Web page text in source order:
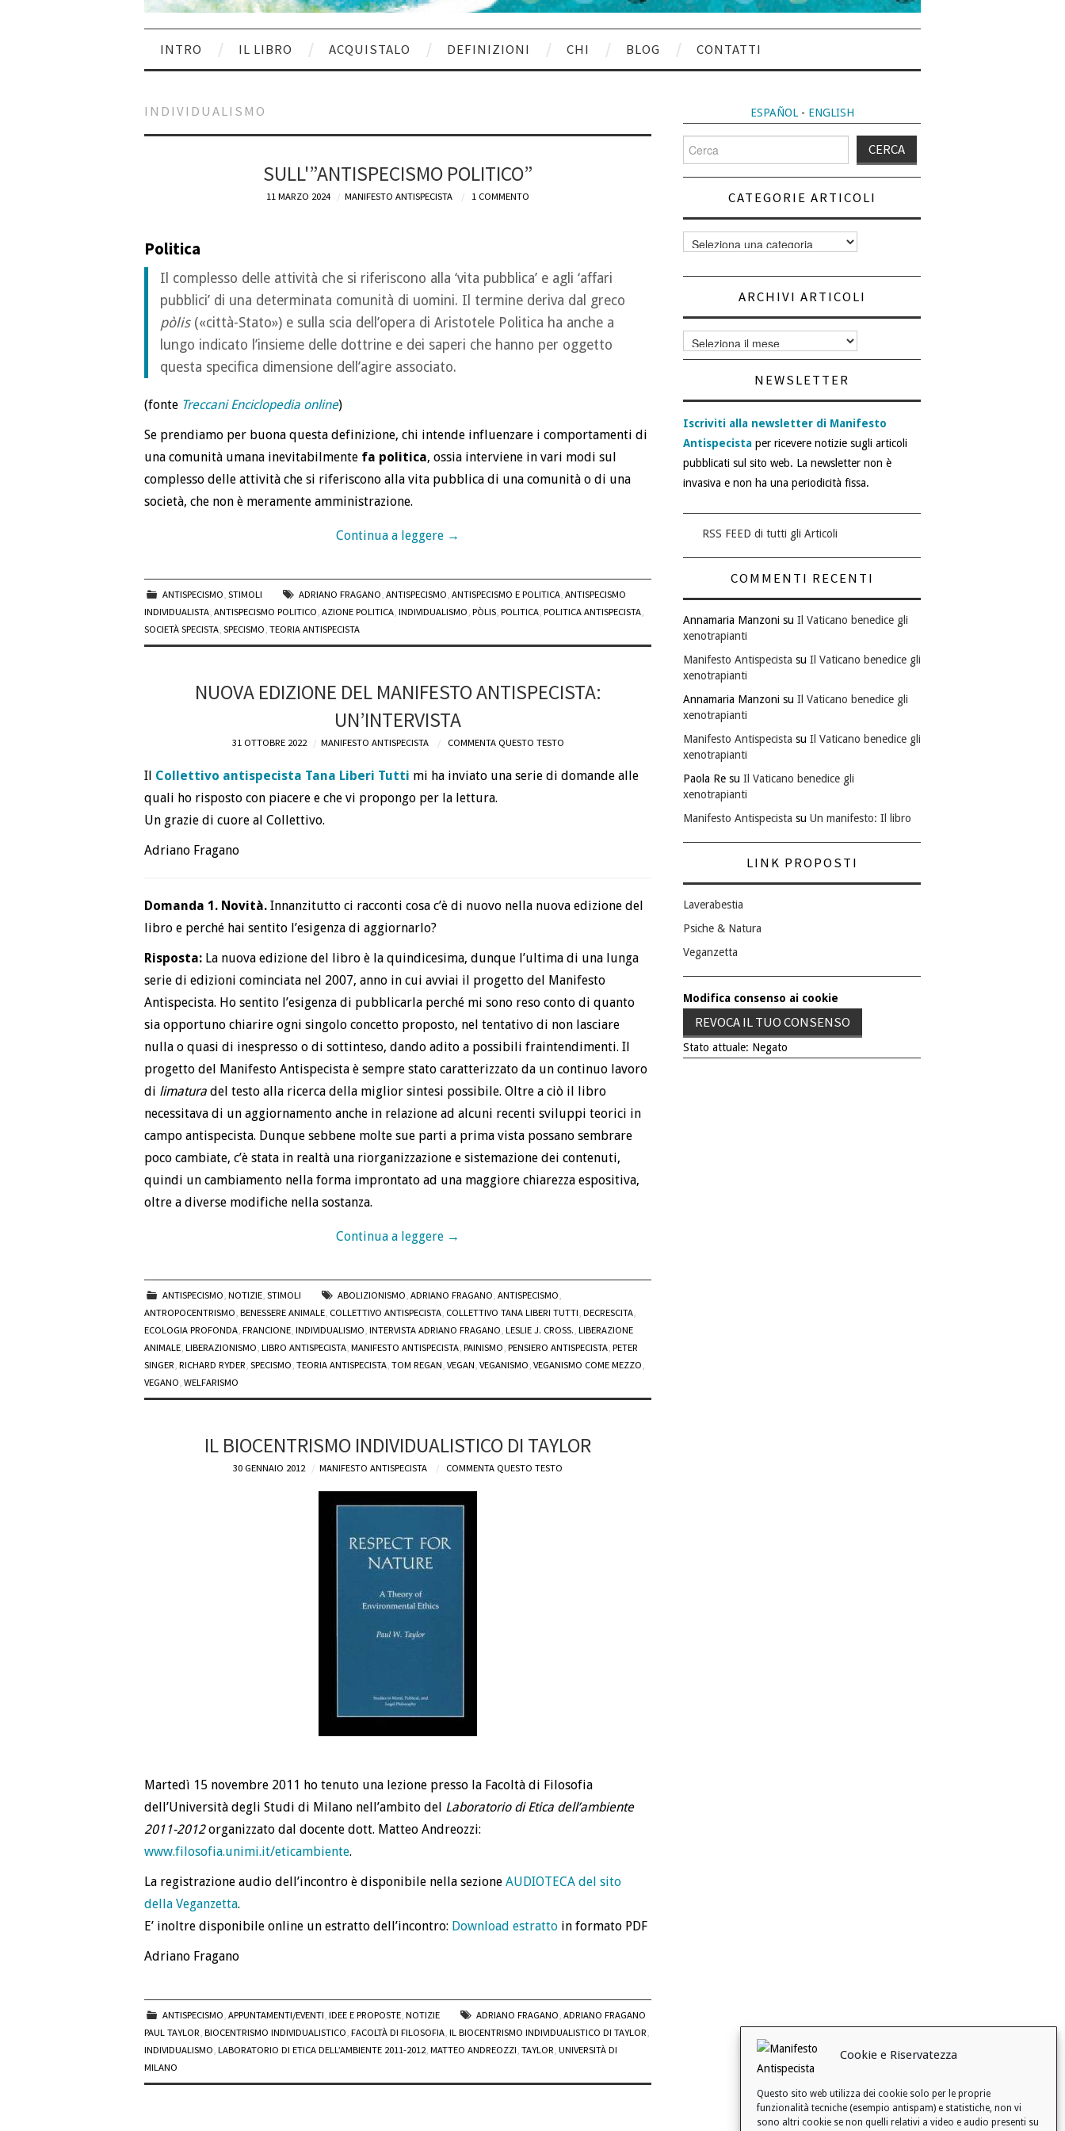
Cookie e Riservatezza
Questo sito web utilizza dei cookie solo per le proprie
funzionalità tecniche (esempio antispam) e statistiche, non vi
sono altri cookie se non quelli relativi a video e audio presenti su
INTRO IL LIBRO ACQUISTALO DEFINIZIONI CHI BLOG CONTATTI
INDIVIDUALISMO
SULL'”ANTISPECISMO POLITICO”
11 MARZO 2024 MANIFESTO ANTISPECISTA 1 COMMENTO
Politica
Il complesso delle attività che si riferiscono alla ‘vita pubblica’ e agli ‘affari
pubblici’ di una determinata comunità di uomini. Il termine deriva dal greco
pòlis(«città-Stato») e sulla scia dell’opera di Aristotele Politica ha anche a
lungo indicato l’insieme delle dottrine e dei saperi che hanno per oggetto
questa specifica dimensione dell’agire associato.
(fonte Treccani Enciclopedia online)
Se prendiamo per buona questa definizione, chi intende influenzare i comportamenti di
una comunità umana inevitabilmente fa politica, ossia interviene in vari modi sul
complesso delle attività che si riferiscono alla vita pubblica di una comunità o di una
società, che non è meramente amministrazione.
Continua a leggere →
ANTISPECISMO ,STIMOLI ADRIANO FRAGANO ,ANTISPECISMO ,ANTISPECISMO E POLITICA ,ANTISPECISMO
INDIVIDUALISTA ANTISPECISMO POLITICO AZIONE POLITICA INDIVIDUALISMO PÒLIS POLITICA POLITICA ANTISPECISTA
SOCIETÀ SPECISTA SPECISMO TEORIA ANTISPECISTA
NUOVA EDIZIONE DEL MANIFESTO ANTISPECISTA:
UN’INTERVISTA
31 OTTOBRE 2022 MANIFESTO ANTISPECISTA COMMENTA QUESTO TESTO
Il Collettivo antispecista Tana Liberi Tutti mi ha inviato una serie di domande alle
quali ho risposto con piacere e che vi propongo per la lettura.
Un grazie di cuore al Collettivo.
Adriano Fragano
Domanda 1. Novità. Innanzitutto ci racconti cosa c’è di nuovo nella nuova edizione del
libro e perché hai sentito l’esigenza di aggiornarlo?
Risposta: La nuova edizione del libro è la quindicesima, dunque l’ultima di una lunga
serie di edizioni cominciata nel 2007, anno in cui avviai il progetto del Manifesto
Antispecista. Ho sentito l’esigenza di pubblicarla perché mi sono reso conto di quanto
sia opportuno chiarire ogni singolo concetto proposto, nel tentativo di non lasciare
nulla o quasi di inespresso o di sottinteso, dando adito a possibili fraintendimenti. Il
progetto del Manifesto Antispecista è sempre stato caratterizzato da un continuo lavoro
di limatura del testo alla ricerca della miglior sintesi possibile. Oltre a ciò il libro
necessitava di un aggiornamento anche in relazione ad alcuni recenti sviluppi teorici in
campo antispecista. Dunque sebbene molte sue parti a prima vista possano sembrare
poco cambiate, c’è stata in realtà una riorganizzazione e sistemazione dei contenuti,
quindi un cambiamento nella forma improntato ad una maggiore chiarezza espositiva,
oltre a diverse modifiche nella sostanza.
Continua a leggere →
ANTISPECISMO,NOTIZIE,STIMOLI ABOLIZIONISMO,ADRIANO FRAGANO,ANTISPECISMO,
ANTROPOCENTRISMO, BENESSERE ANIMALE, COLLETTIVO ANTISPECISTA, COLLETTIVO TANA LIBERI TUTTI, DECRESCITA,
ECOLOGIA PROFONDA, FRANCIONE, INDIVIDUALISMO, INTERVISTA ADRIANO FRAGANO, LESLIE J. CROSS., LIBERAZIONE
ANIMALE, LIBERAZIONISMO, LIBRO ANTISPECISTA, MANIFESTO ANTISPECISTA, PAINISMO, PENSIERO ANTISPECISTA, PETER
SINGER, RICHARD RYDER, SPECISMO, TEORIA ANTISPECISTA, TOM REGAN, VEGAN, VEGANISMO, VEGANISMO COME MEZZO,
VEGANO, WELFARISMO
IL BIOCENTRISMO INDIVIDUALISTICO DI TAYLOR
30 GENNAIO 2012 MANIFESTO ANTISPECISTA COMMENTA QUESTO TESTO
Martedì 15 novembre 2011 ho tenuto una lezione presso la Facoltà di Filosofia
dell’Università degli Studi di Milano nell’ambito del Laboratorio di Etica dell’ambiente
2011-2012organizzato dal docente dott. Matteo Andreozzi:
www.filosofia.unimi.it/eticambiente.
La registrazione audio dell’incontro è disponibile nella sezione AUDIOTECA del sito
della Veganzetta.
E’ inoltre disponibile online un estratto dell’incontro: Download estratto in formato PDF
Adriano Fragano
ANTISPECISMO ,APPUNTAMENTI/EVENTI ,IDEE E PROPOSTE ,NOTIZIE ADRIANO FRAGANO ,ADRIANO FRAGANO
PAUL TAYLOR BIOCENTRISMO INDIVIDUALISTICO FACOLTÀ DI FILOSOFIA IL BIOCENTRISMO INDIVIDUALISTICO DI TAYLOR
INDIVIDUALISMO LABORATORIO DI ETICA DELL’AMBIENTE 2011-2012 MATTEO ANDREOZZI TAYLOR UNIVERSITÀ DI
MILANO
ESPAÑOL- ENGLISH
per:
CATEGORIE ARTICOLI
Categorie
articoli
ARCHIVI ARTICOLI
Archivi
articoli
NEWSLETTER
Iscriviti alla newsletter di Manifesto
Antispecista per ricevere notizie sugli articoli
pubblicati sul sito web. La newsletter non è
invasiva e non ha una periodicità fissa.
RSS FEED di tutti gli Articoli
COMMENTI RECENTI
Annamaria Manzoni su Il Vaticano benedice gli
xenotrapianti
Manifesto Antispecista su Il Vaticano benedice gli
xenotrapianti
Annamaria Manzoni su Il Vaticano benedice gli
xenotrapianti
Manifesto Antispecista su Il Vaticano benedice gli
xenotrapianti
Paola Re su Il Vaticano benedice gli
xenotrapianti
Manifesto Antispecista su Un manifesto: Il libro
LINK PROPOSTI
Laverabestia
Psiche & Natura
Veganzetta
Modifica consenso ai cookie
REVOCA IL TUO CONSENSO
Stato attuale: Negato